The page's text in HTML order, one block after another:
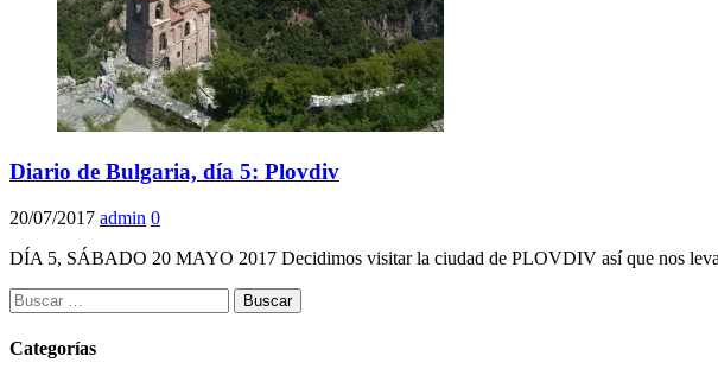
Diario de Bulgaria, día 5: Plovdiv
20/07/2017 admin 0
DÍA 5, SÁBADO 20 MAYO 2017 Decidimos visitar la ciudad de PLOVDIV así que nos
Buscar:
Categorías